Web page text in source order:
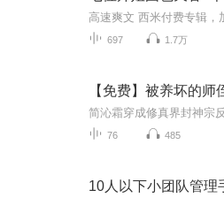
697 1.7万
【免费】被养坏的
76 485